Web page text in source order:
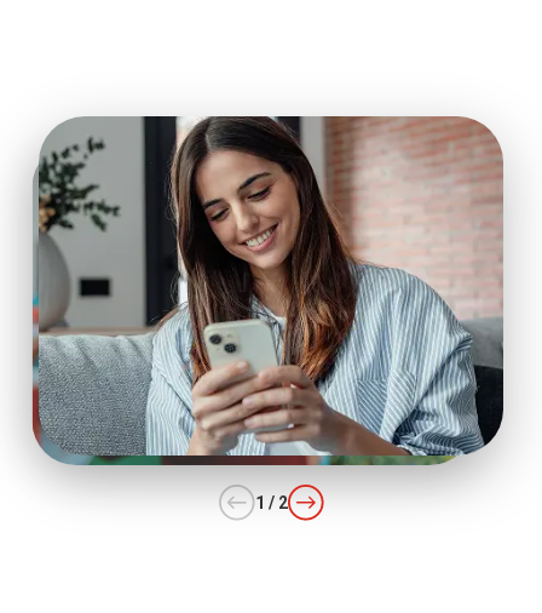
Anterior
1 / 2 Siguiente